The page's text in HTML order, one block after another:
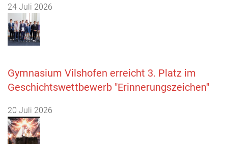
24 Juli 2026
Gymnasium Vilshofen erreicht 3. Platz im
Geschichtswettbewerb "Erinnerungszeichen"
20 Juli 2026